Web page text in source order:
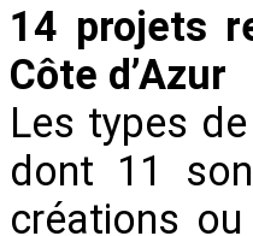
14 projets
Côte d’Azur
Les types
dont 11
créations